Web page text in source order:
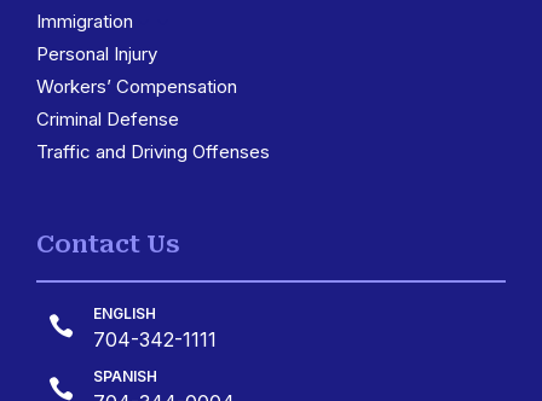
Immigration
Personal Injury
Workers’ Compensation
Criminal Defense
Traffic and Driving Offenses
Contact Us
 ENGLISH
704-342-1111
 SPANISH